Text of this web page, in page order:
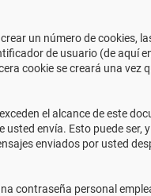
un número de cookies,
de usuario (de aquí
cookie se creará una vez
el alcance de este
envía. Esto puede ser,
enviados por usted
contraseña personal